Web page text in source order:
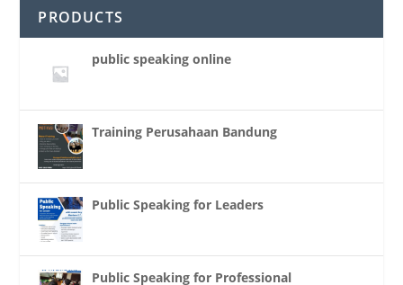
PRODUCTS
public speaking online
Training Perusahaan Bandung
Public Speaking for Leaders
Public Speaking for Professional